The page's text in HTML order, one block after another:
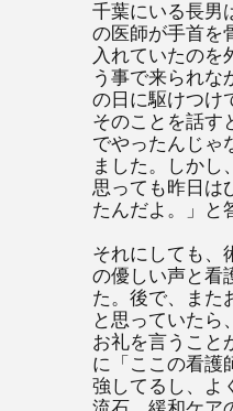
千葉にいる長男
の医師が手首を
入れていたのを
う事で来られな
の日に駆けつけ
そのことを話す
でやったんじゃ
ました。しかし
思っても昨日は
たんだよ。」と
それにしても、
の優しい声と看
た。後で、また
と思っていたら
お礼を言うこと
に「ここの看護
強してるし、よ